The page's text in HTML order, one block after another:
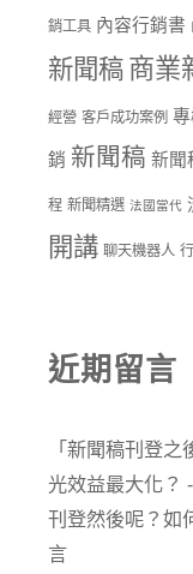
銷工具 內容行銷書
新聞稿 商業
經營 客戶成功案例 專
銷 新聞稿 新聞
程 新聞精選 法國當代
開講 聊天機器人
近期留言
「 新聞稿刊登之
光效益最大化？
刊登然後呢？如
言